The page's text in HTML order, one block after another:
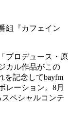
組『カフェイン
プロデュース・原
カル作品がこの
を記念してbayfm
レーション。8月
ペシャルコンテ